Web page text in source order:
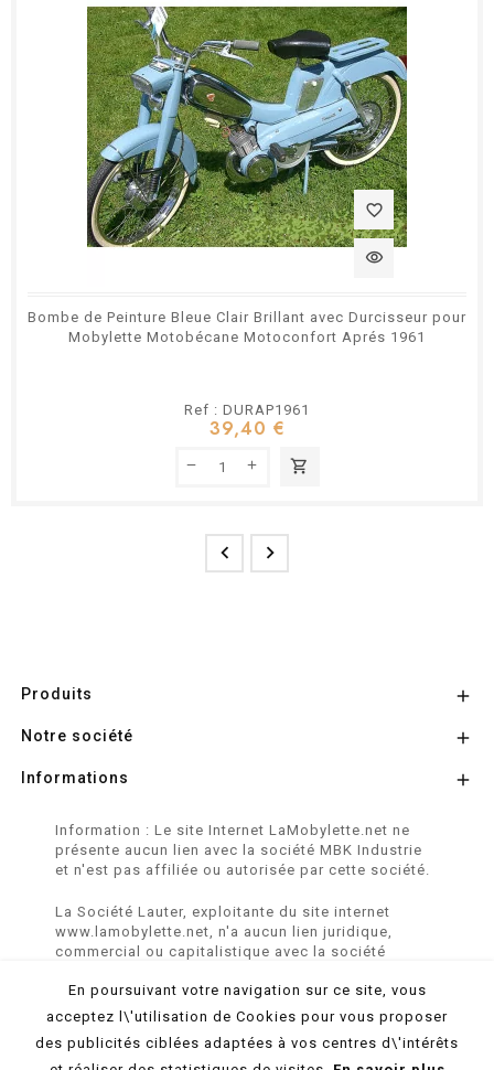
favorite_border
visibility
Bombe de Peinture Bleue Clair Brillant avec Durcisseur pour
Mobylette Motobécane Motoconfort Aprés 1961
Ref : DURAP1961
39,40 €
shopping_cart
 
Produits 
Notre société 
Informations 
Information : Le site Internet LaMobylette.net ne
présente aucun lien avec la société MBK Industrie
et n'est pas affiliée ou autorisée par cette société.
La Société Lauter, exploitante du site internet
www.lamobylette.net, n'a aucun lien juridique,
commercial ou capitalistique avec la société
marques SOLEX, VELOSOLEX, SOLEXINE et E-
SOLEX.
© 2026 LaMobylette.Net - Réalisation : ProduNet Informatique
En poursuivant votre navigation sur ce site, vous
acceptez l\'utilisation de Cookies pour vous proposer
des publicités ciblées adaptées à vos centres d\'intérêts